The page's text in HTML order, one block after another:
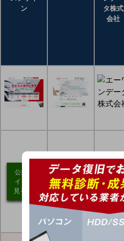
ン
タ株式
会社
公式サ
イトを
見る ＞
公式サ
イトを
見る ＞
サイ
トを
見る
＞